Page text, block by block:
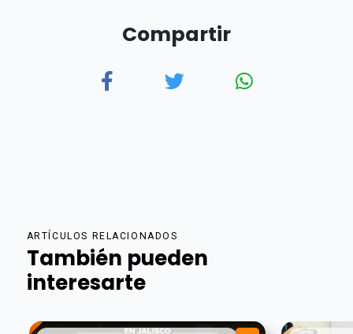
Compartir
ARTÍCULOS RELACIONADOS
También pueden
interesarte